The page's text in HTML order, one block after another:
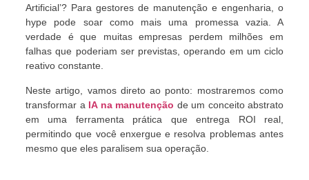
Artificial’? Para gestores de manutenção e engenharia, o
hype pode soar como mais uma promessa vazia. A
verdade é que muitas empresas perdem milhões em
falhas que poderiam ser previstas, operando em um ciclo
reativo constante.
Neste artigo, vamos direto ao ponto: mostraremos como
transformar a IA na manutenção de um conceito abstrato
em uma ferramenta prática que entrega ROI real,
permitindo que você enxergue e resolva problemas antes
mesmo que eles paralisem sua operação.